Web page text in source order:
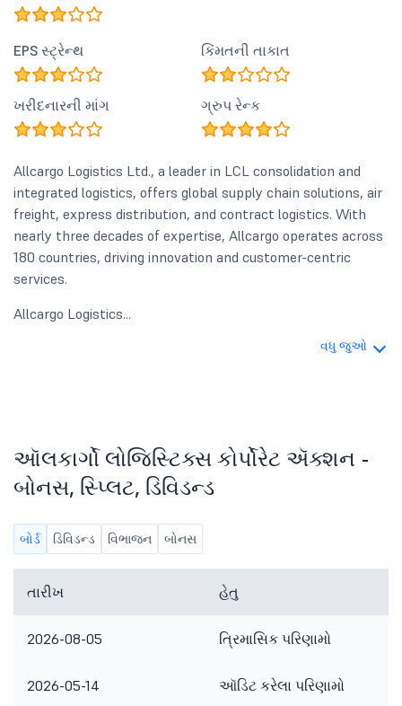
EPS સ્ટ્રેન્થ કિંમતની તાકાત
ખરીદનારની માંગ ગ્રુપ રેન્ક
Allcargo Logistics Ltd., a leader in LCL consolidation and
integrated logistics, offers global supply chain solutions, air
freight, express distribution, and contract logistics. With
nearly three decades of expertise, Allcargo operates across
180 countries, driving innovation and customer-centric
services.
Allcargo Logistics...
વધુ જુઓ
ઑલકાર્ગો લોજિસ્ટિક્સ કોર્પોરેટ ઍક્શન -
બોનસ, સ્પ્લિટ, ડિવિડન્ડ
બોર્ડ ડિવિડન્ડ વિભાજન બોનસ
તારીખ હેતુ
2026-08-05 ત્રિમાસિક પરિણામો
2026-05-14 ઑડિટ કરેલા પરિણામો